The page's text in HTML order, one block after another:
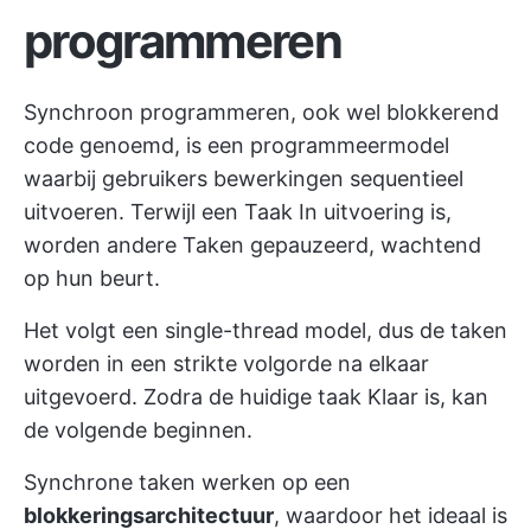
programmeren
Synchroon programmeren, ook wel blokkerend
code genoemd, is een programmeermodel
waarbij gebruikers bewerkingen sequentieel
uitvoeren. Terwijl een Taak In uitvoering is,
worden andere Taken gepauzeerd, wachtend
op hun beurt.
Het volgt een single-thread model, dus de taken
worden in een strikte volgorde na elkaar
uitgevoerd. Zodra de huidige taak Klaar is, kan
de volgende beginnen.
Synchrone taken werken op een
blokkeringsarchitectuur, waardoor het ideaal is